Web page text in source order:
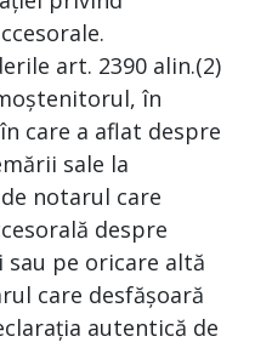
art. 2390 alin.(2)
în
care a aflat despre
sale la
notarul care
despre
pe oricare altă
care desfășoară
autentică de